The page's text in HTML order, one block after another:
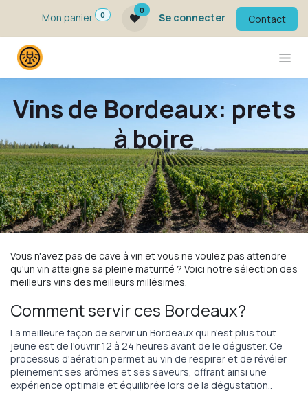
Se rendre au contenu
Mon panier
0
0
Se connecter Contact
Vins de Bordeaux: prets
à boire
Vous n'avez pas de cave à vin et vous ne voulez pas attendre
qu'un vin atteigne sa pleine maturité ? Voici notre sélection des
meilleurs vins des meilleurs millésimes.
Comment servir ces Bordeaux?
La meilleure façon de servir un Bordeaux qui n'est plus tout
jeune est de l'ouvrir 12 à 24 heures avant de le déguster. Ce
processus d'aération permet au vin de respirer et de révéler
pleinement ses arômes et ses saveurs, offrant ainsi une
expérience optimale et équilibrée lors de la dégustation..